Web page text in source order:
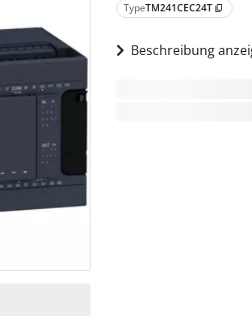
TypeTM241CEC24T content_copy
Beschreibung